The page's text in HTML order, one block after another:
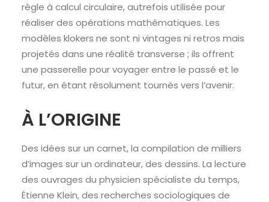
règle à calcul circulaire, autrefois utilisée pour
réaliser des opérations mathématiques. Les
modèles klokers ne sont ni vintages ni retros mais
projetés dans une réalité transverse ; ils offrent
une passerelle pour voyager entre le passé et le
futur, en étant résolument tournés vers l’avenir.
À L’ORIGINE
Des idées sur un carnet, la compilation de milliers
d’images sur un ordinateur, des dessins. La lecture
des ouvrages du physicien spécialiste du temps,
Étienne Klein, des recherches sociologiques de